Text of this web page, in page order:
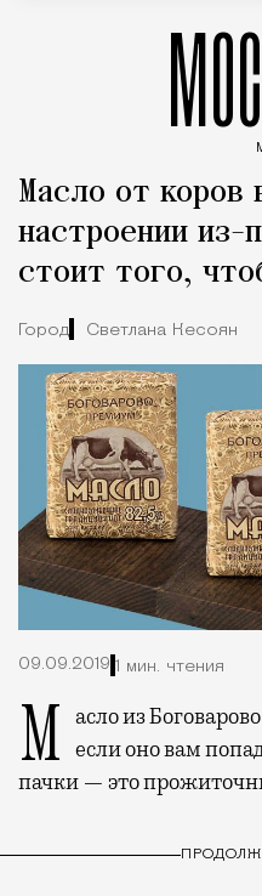
Масло от коров
настроении из-
стоит того,
Город Светлана Кесоян
09.09.2019 1 мин. чтения
Масло из Боговарово в Москве надо искать и, если оно вам
пачки — это